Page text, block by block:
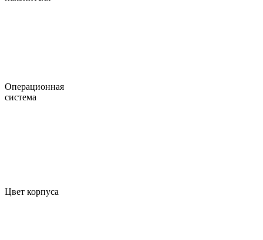
Операционная
система
Цвет корпуса